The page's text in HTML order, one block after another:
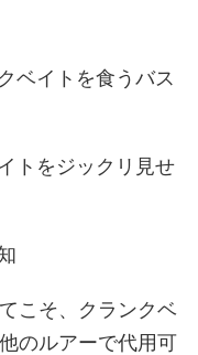
ベイトを食うバス
トをジックリ見せ
こそ、クランクベ
のルアーで代用可